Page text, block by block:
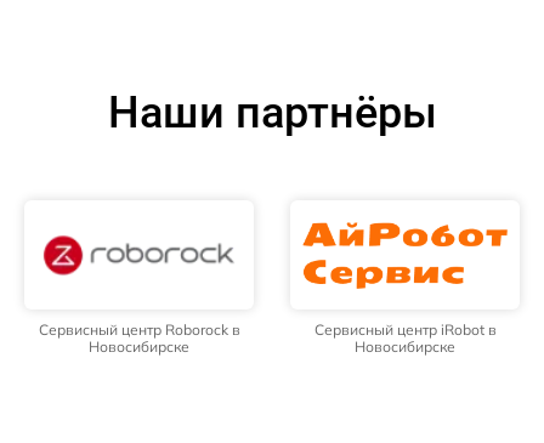
Наши партнёры
Сервисный центр Roborock в
Новосибирске
Сервисный центр iRobot в
Новосибирске